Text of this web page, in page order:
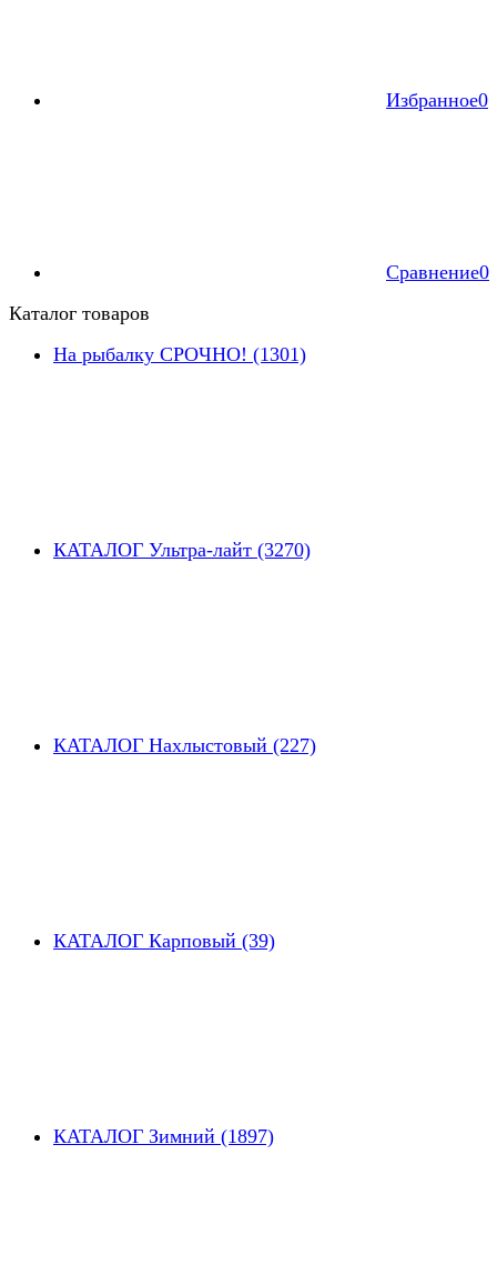
Избранное0
Сравнение0
Каталог товаров
На рыбалку СРОЧНО! (1301)
КАТАЛОГ Ультра-лайт (3270)
КАТАЛОГ Нахлыстовый (227)
КАТАЛОГ Карповый (39)
КАТАЛОГ Зимний (1897)